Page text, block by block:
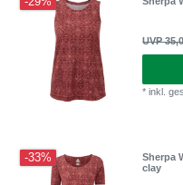
UVP
*inkl.
-33%
Sherpa
clay